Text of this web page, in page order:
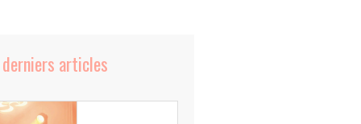
articles